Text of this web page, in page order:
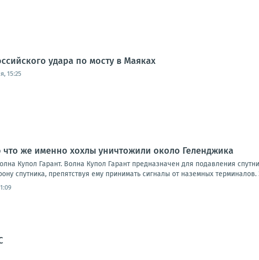
удара по мосту в Маяках
15:25
что же именно хохлы уничтожили около Геленджика
Купол Гарант. Волна Купол Гарант предназначен для подавления
спутника, препятствуя ему принимать сигналы от наземных терминалов.